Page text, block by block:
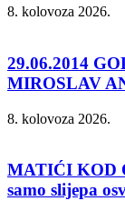
8. kolovoza 2026.
29.06.2014
MIROSLAV
8. kolovoza 2026.
MATIĆI KOD
samo slijepa